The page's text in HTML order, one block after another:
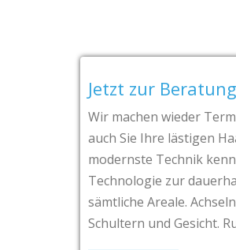
Jetzt zur
Wir machen wieder
auch Sie Ihre lästigen
modernste Technik
Technologie zur
sämtliche Areale.
Schultern und Gesicht.